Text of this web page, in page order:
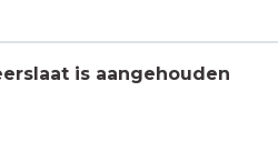
is aangehouden